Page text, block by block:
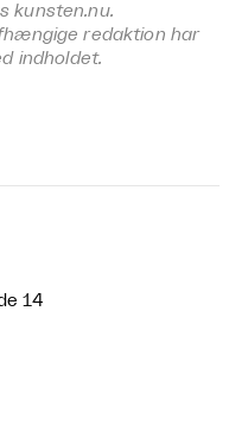
kunsten.nu.
redaktion har
indholdet.
14